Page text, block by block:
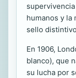
humanos y la
sello
En 1906,
blanco), que
su lucha por